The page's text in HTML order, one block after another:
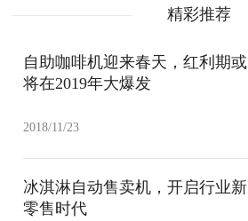
精彩推荐
自助咖啡机迎来春天，红利期或
将在2019年大爆发
2018/11/23
冰淇淋自动售卖机，开启行业新
零售时代